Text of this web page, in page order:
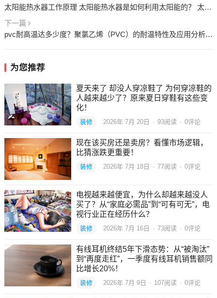
太阳能热水器工作原理 太阳能热水器是如何利用太阳能的？ 太阳能热水器工作时热的传递方式
下一篇
pvc耐高温达多少度？聚氯乙烯（PVC）的耐温特性及应用分析 pvc耐高温达多少度
为您推荐
夏天来了 却没人穿凉鞋了 为何穿凉鞋的
人越来越少了？原来夏日穿鞋有这些变
化！
装修 2026年 7月 20日 · 93阅读 · 0评论
现在该买房还是卖房？看懂市场逻辑，
比猜涨跌更重要！
装修 2026年 7月 18日 · 77阅读 · 0评论
电视越来越便宜，为什么却越来越没人
买了？从“家庭必需品”到“可有可无”，电
视行业正在经历什么？
装修 2026年 7月 16日 · 73阅读 · 0评论
有线耳机终结5年下滑态势：从“被淘汰”
到“再度走红”，一季度有线耳机销售额同
比增长20%！
装修 2026年 7月 9日 · 107阅读 · 0评论